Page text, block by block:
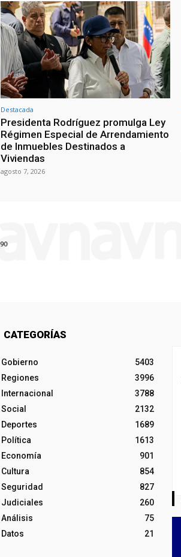
Destacada
Presidenta Rodríguez promulga Ley
Régimen Especial de Arrendamiento
de Inmuebles Destinados a
Viviendas
agosto 7, 2026
CATEGORÍAS
Gobierno
5403
Regiones
3996
Internacional
3788
Social
2132
Deportes
1689
Política
1613
Economía
901
Cultura
854
Seguridad
827
Judiciales
260
Análisis
75
Datos
21